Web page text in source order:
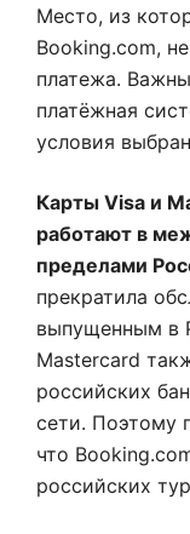
Место, из
Booking.com,
платежа.
платёжная
условия
Карты Visa и
работают в
пределами
прекратила
выпущенным в
Mastercard
российских
сети. Поэтому
что
российских